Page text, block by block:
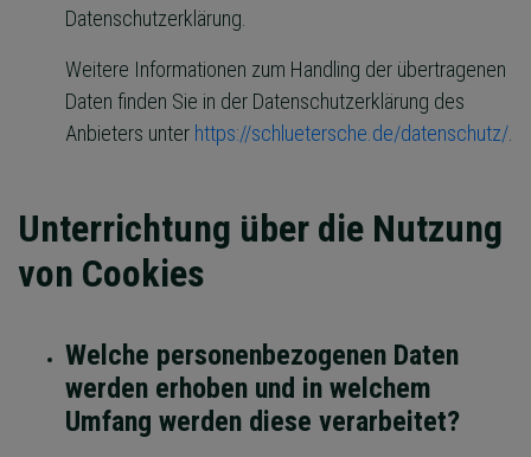
Datenschutzerklärung.
Weitere Informationen zum Handling der übertragenen
Daten finden Sie in der Datenschutzerklärung des
Anbieters unter https://schluetersche.de/datenschutz/
Unterrichtung über die Nutzung
von Cookies
Welche personenbezogenen Daten
werden erhoben und in welchem
Umfang werden diese verarbeitet?